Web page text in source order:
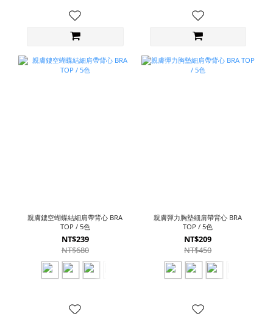
親膚鏤空蝴蝶結細肩帶背心 BRA
TOP / 5色
NT$239
NT$680
親膚彈力胸墊細肩帶背心 BRA
TOP / 5色
NT$209
NT$450